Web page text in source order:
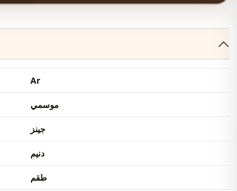
Ar
موسمي
جينز
دنيم
طقم